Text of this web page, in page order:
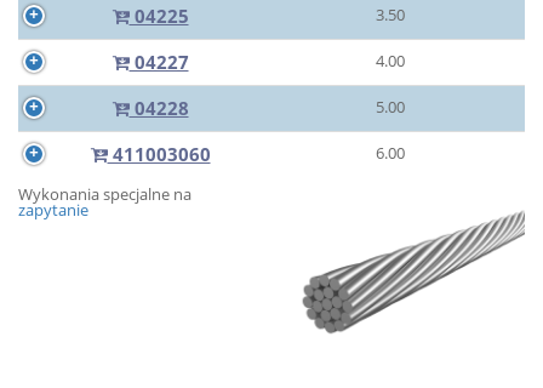
04225 3.50
04227 4.00
04228 5.00
411003060
6.00
Wykonania specjalne na
zapytanie